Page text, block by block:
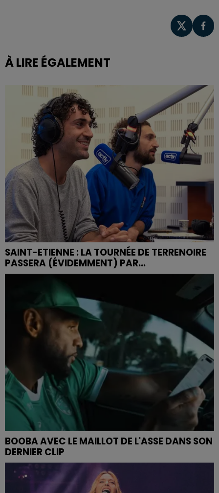
À LIRE ÉGALEMENT
SAINT-ETIENNE : LA TOURNÉE DE TERRENOIRE
PASSERA (ÉVIDEMMENT) PAR...
BOOBA AVEC LE MAILLOT DE L'ASSE DANS SON
DERNIER CLIP